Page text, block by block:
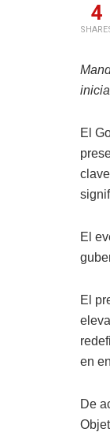
4
El
El
El
en
De